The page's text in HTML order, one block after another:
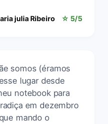
julia Ribeiro ☆ 5/5
somos (éramos
lugar desde
notebook para
em dezembro
mando o